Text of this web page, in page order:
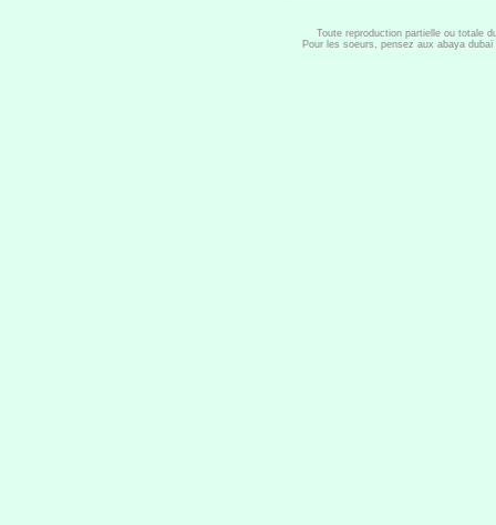
Toute reproduction partielle ou totale
Pour les soeurs, pensez aux abaya